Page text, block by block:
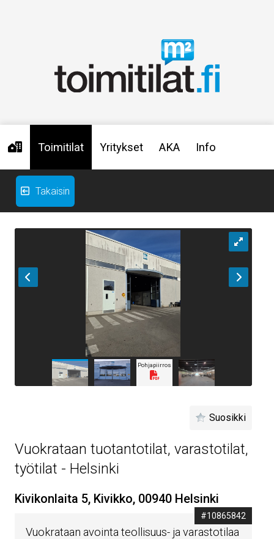
Toimitilat Yritykset AKA Info
Takaisin
Pohjapiirros
Suosikki
Vuokrataan tuotantotilat, varastotilat,
työtilat - Helsinki
Kivikonlaita 5, Kivikko, 00940 Helsinki
#10865842
Vuokrataan avointa teollisuus- ja varastotilaa